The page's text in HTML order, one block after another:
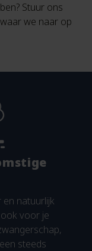
Stuur ons
we naar op
natuurlijk
voor je
steeds